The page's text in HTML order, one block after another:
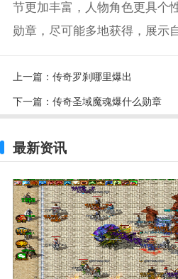
节更加丰富，人物角色更具个
勋章，尽可能多地获得，展示
上一篇： 传奇罗刹哪里爆出
下一篇： 传奇圣域魔魂爆什么勋章
最新资讯